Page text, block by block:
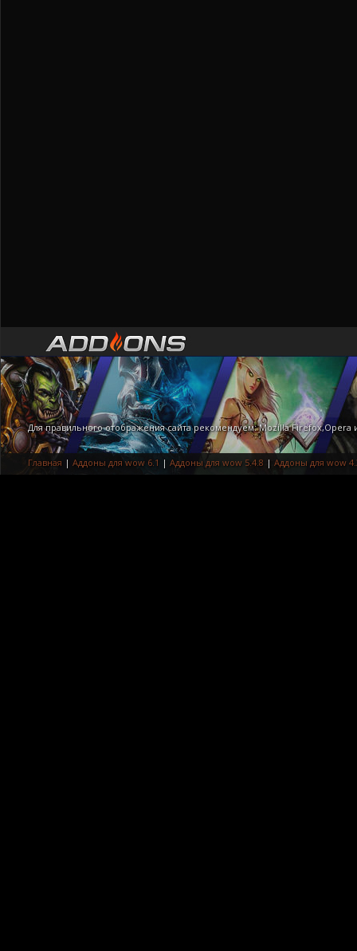
Для правильного отображения сайта рекомендуем: Mozilla Firefox,Opera
Главная | Аддоны для wow 6.1 | Аддоны для wow 5.4.8 | Аддоны для wow